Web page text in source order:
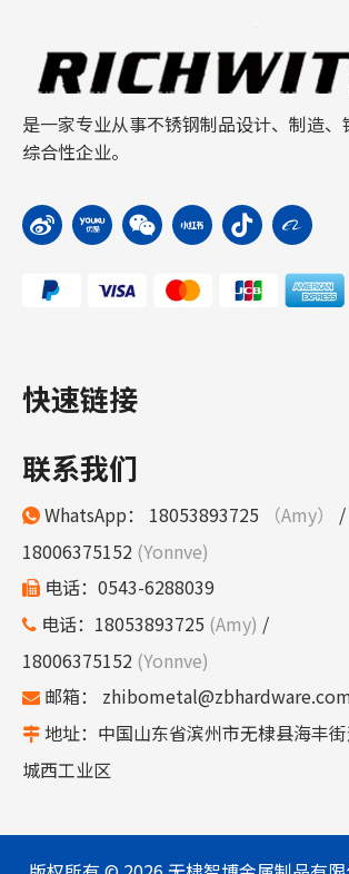
是一家专业从事不锈钢制品设计、制造、
综合性企业。
快速链接
联系我们
 WhatsApp： 18053893725 （Amy） /
18006375152 (Yonnve)
 电话：0543-6288039
 电话：18053893725 (Amy) /
18006375152 (Yonnve)
 邮箱：
 地址：中国山东省滨州市无棣县海丰
城西工业区